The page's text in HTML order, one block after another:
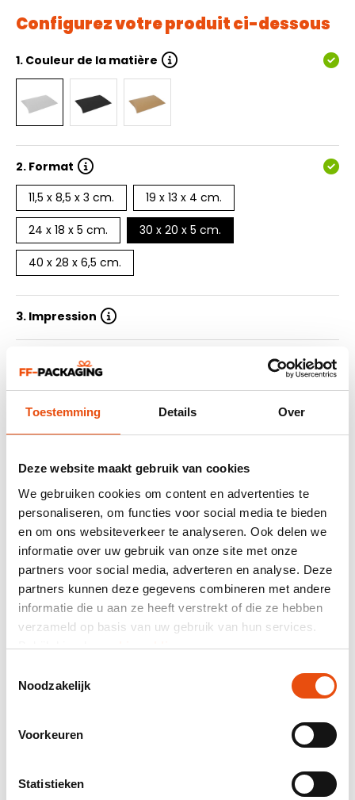
Toestemming Details Over
Deze website maakt gebruik van cookies
We gebruiken cookies om content en advertenties te
personaliseren, om functies voor social media te bieden
en om ons websiteverkeer te analyseren. Ook delen we
informatie over uw gebruik van onze site met onze
partners voor social media, adverteren en analyse. Deze
partners kunnen deze gegevens combineren met andere
informatie die u aan ze heeft verstrekt of die ze hebben
verzameld op basis van uw gebruik van hun services.
Bekijk hier decookiemelding.
Noodzakelijk
Voorkeuren
Statistieken
dans différentes couleurs standa…
Configurez votre produit ci-dessous
1. Couleur de la matière
2. Format
11,5 x 8,5 x 3 cm.
19 x 13 x 4 cm.
24 x 18 x 5 cm. 30 x 20 x 5 cm.
40 x 28 x 6,5 cm.
3. Impression
4. Nombre de couleurs d'impression
5. Quantité
7. Soummetre le design
Résumé
464 avis
Prix total
hors TVA57,85 €*
Envoyez-moi un récapitulatif par courriel.
Meilleur prix garanti
Livraison 48H possible